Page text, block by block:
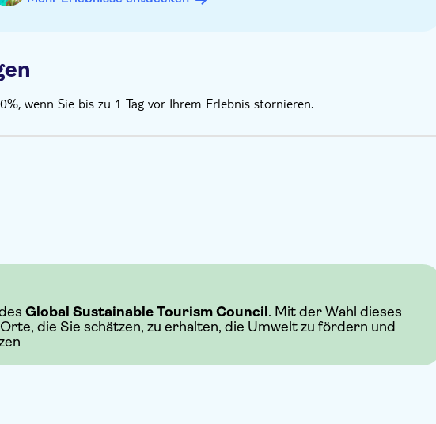
wenn Sie bis zu 1 Tag vor Ihrem Erlebnis stornieren.
Global Sustainable Tourism Council . Mit der Wahl dieses
die Sie schätzen, zu erhalten, die Umwelt zu fördern und